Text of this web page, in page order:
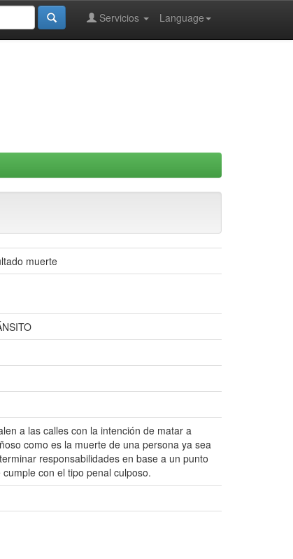
Language
Servicios
muerte
a las calles con la intención de matar a
como es la muerte de una persona ya sea
responsabilidades en base a un punto
con el tipo penal culposo.